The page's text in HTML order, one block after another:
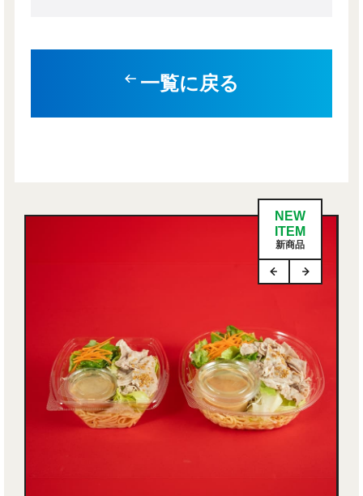
一覧に戻る
NEW
ITEM
新商品